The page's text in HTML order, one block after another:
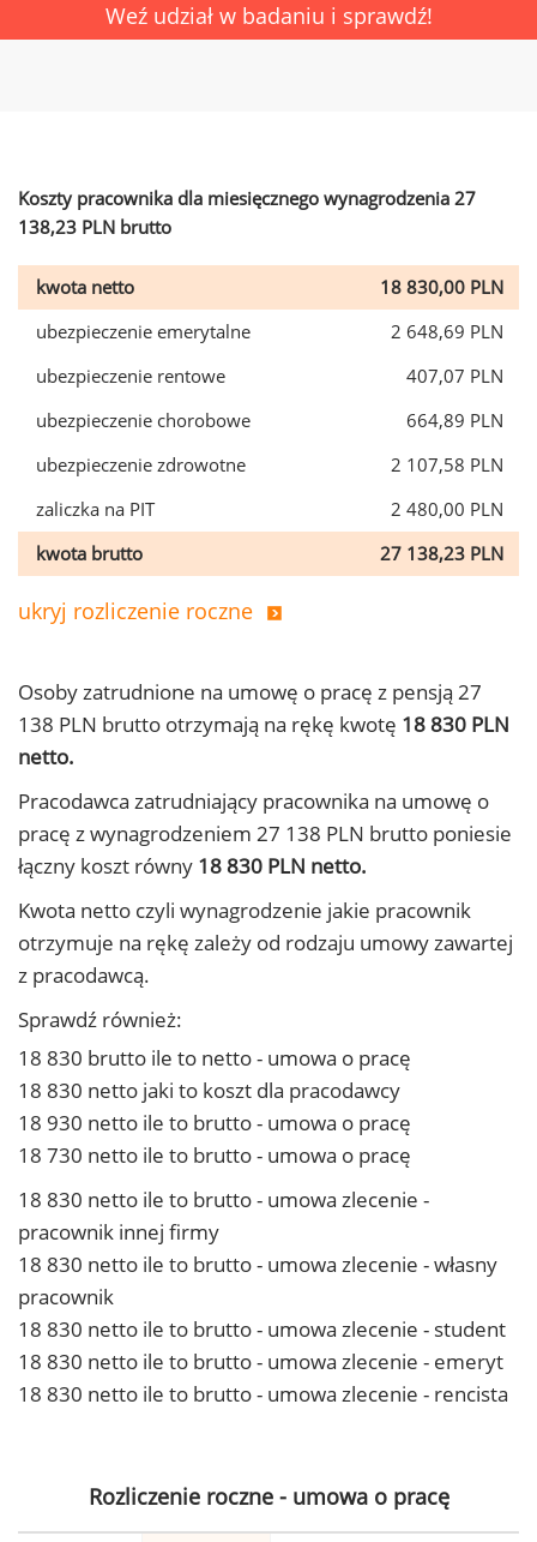
Weź udział w badaniu i sprawdź!
Koszty pracownika dla miesięcznego wynagrodzenia 27
138,23 PLN brutto
kwota netto
18 830,00 PLN
ubezpieczenie emerytalne
2 648,69 PLN
ubezpieczenie rentowe
407,07 PLN
ubezpieczenie chorobowe
664,89 PLN
ubezpieczenie zdrowotne
2 107,58 PLN
zaliczka na PIT
2 480,00 PLN
kwota brutto
27 138,23 PLN
ukryj rozliczenie roczne
Osoby zatrudnione na umowę o pracę z pensją 27
138 PLN brutto otrzymają na rękę kwotę 18 830 PLN
netto.
Pracodawca zatrudniający pracownika na umowę o
pracę z wynagrodzeniem 27 138 PLN brutto poniesie
łączny koszt równy 18 830 PLN netto.
Kwota netto czyli wynagrodzenie jakie pracownik
otrzymuje na rękę zależy od rodzaju umowy zawartej
z pracodawcą.
Sprawdź również:
18 830 brutto ile to netto - umowa o pracę
18 830 netto jaki to koszt dla pracodawcy
18 930 netto ile to brutto - umowa o pracę
18 730 netto ile to brutto - umowa o pracę
18 830 netto ile to brutto - umowa zlecenie -
pracownik innej firmy
18 830 netto ile to brutto - umowa zlecenie - własny
pracownik
18 830 netto ile to brutto - umowa zlecenie - student
18 830 netto ile to brutto - umowa zlecenie - emeryt
18 830 netto ile to brutto - umowa zlecenie - rencista
Rozliczenie roczne - umowa o pracę